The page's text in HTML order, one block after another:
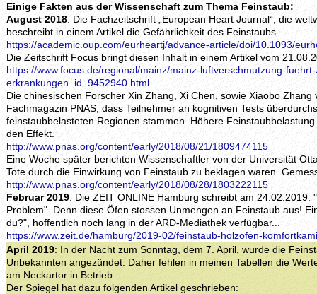
Einige Fakten aus der Wissenschaft zum Thema Feinstaub:
August 2018: Die Fachzeitschrift „European Heart Journal“, die
beschreibt in einem Artikel die Gefährlichkeit des Feinstaubs.
https://academic.oup.com/eurheartj/advance-article/doi/10.1093/
Die Zeitschrift Focus bringt diesen Inhalt in einem Artikel vom
https://www.focus.de/regional/mainz/mainz-luftverschmutzung-
erkrankungen_id_9452940.html
Die chinesischen Forscher Xin Zhang, Xi Chen, sowie Xiaobo
Fachmagazin PNAS, dass Teilnehmer an kognitiven Tests
feinstaubbelasteten Regionen stammen. Höhere
den Effekt.
http://www.pnas.org/content/early/2018/08/21/1809474115
Eine Woche später berichten Wissenschaftler von der Universität
Tote durch die Einwirkung von Feinstaub zu beklagen waren.
http://www.pnas.org/content/early/2018/08/28/1803222115
Februar 2019: Die ZEIT ONLINE Hamburg schreibt am 24.02.2019:
Problem". Denn diese Öfen stossen Unmengen an Feinstaub aus!
du?", hoffentlich noch lang in der ARD-Mediathek verfügbar...
https://www.zeit.de/hamburg/2019-02/feinstaub-holzofen-
April 2019: In der Nacht zum Sonntag, dem 7. April, wurde die
Unbekannten angezündet. Daher fehlen in meinen Tabellen die
am Neckartor in Betrieb.
Der Spiegel hat dazu folgenden Artikel geschrieben: